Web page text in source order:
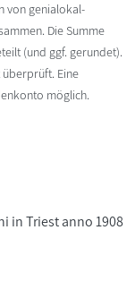
von genialokal-
Die Summe
(und ggf. gerundet).
überprüft. Eine
möglich.
in Triest anno 1908